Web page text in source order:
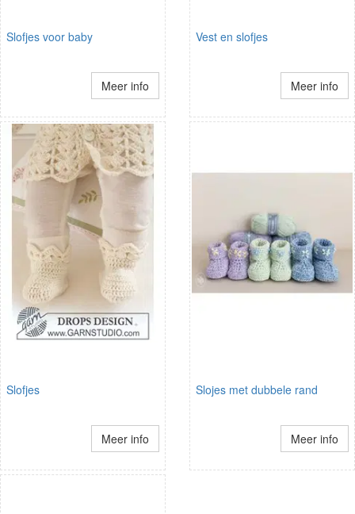
Slofjes voor baby
Meer info
Vest en slofjes
Meer info
Slofjes
Meer info
Slojes met dubbele rand
Meer info